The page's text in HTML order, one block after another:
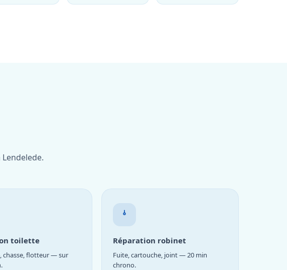
toilette
chasse, flotteur — sur
Réparation robinet
Fuite, cartouche, joint — 20 min
chrono.